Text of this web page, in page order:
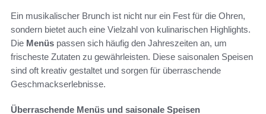
Ein musikalischer Brunch ist nicht nur ein Fest für die Ohren,
sondern bietet auch eine Vielzahl von kulinarischen Highlights.
Die Menüs passen sich häufig den Jahreszeiten an, um
frischeste Zutaten zu gewährleisten. Diese saisonalen Speisen
sind oft kreativ gestaltet und sorgen für überraschende
Geschmackserlebnisse.
Überraschende Menüs und saisonale Speisen